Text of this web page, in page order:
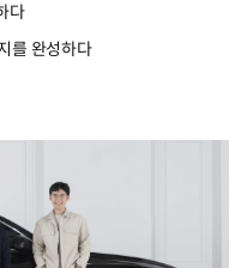
다
를 완성하다